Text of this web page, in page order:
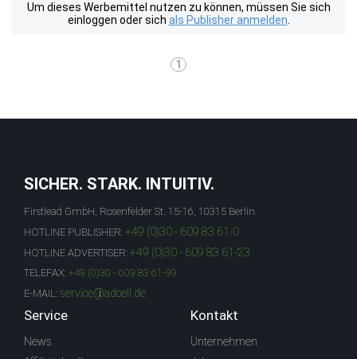
Um dieses Werbemittel nutzen zu können, müssen Sie sich
einloggen oder sich als Publisher anmelden
1
SICHER. STARK. INTUITIV.
Firstlead GmbH, Rosenfelder St. 15-16, 10315 Berlin
HOTLINE PUBLISHER: +49 (0)30 - 609 83 61-0
HOTLINE ADVERTISER: +49 (0)30 - 609 83 61-23
TELEFAX: +49 (0)30 - 609 83 61-99
E-MAIL: service@adcell.de
Service
News
Kontakt
Unternehmen